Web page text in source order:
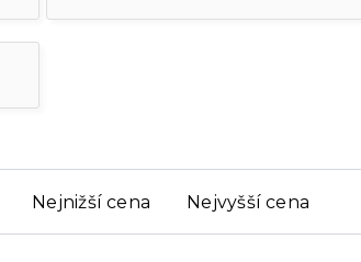
Nejnižší cena Nejvyšší cena